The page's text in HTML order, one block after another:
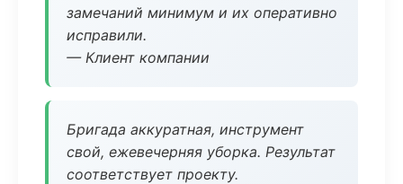
замечаний минимум и их оперативно
исправили.
— Клиент компании
Бригада аккуратная, инструмент
свой, ежевечерняя уборка. Результат
соответствует проекту.